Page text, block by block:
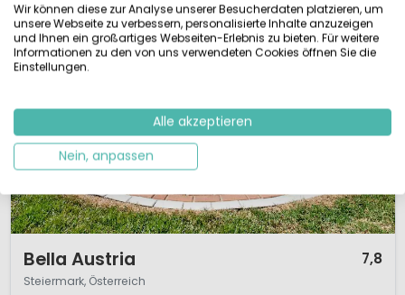
Bella Austria 7,8
Steiermark, Österreich
Wir können diese zur Analyse unserer Besucherdaten platzieren, um
unsere Webseite zu verbessern, personalisierte Inhalte anzuzeigen
und Ihnen ein großartiges Webseiten-Erlebnis zu bieten. Für weitere
Informationen zu den von uns verwendeten Cookies öffnen Sie die
Einstellungen.
Alle akzeptieren
Nein, anpassen